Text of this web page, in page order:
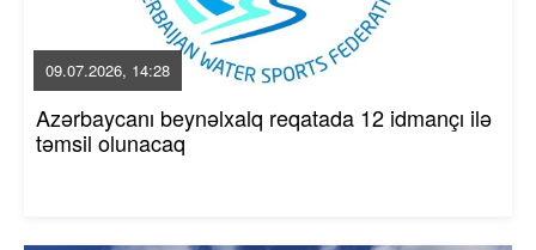
09.07.2026, 14:28
Azərbaycanı beynəlxalq reqatada 12 idmançı ilə
təmsil olunacaq